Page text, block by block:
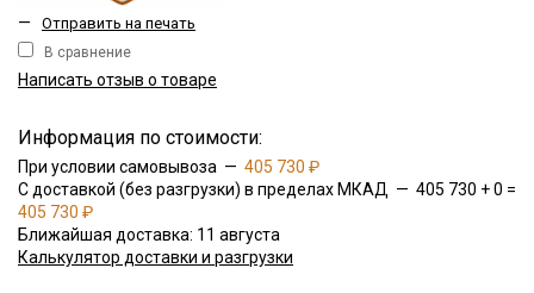
— Отправить на печать
В сравнение
Написать отзыв о товаре
Информация по стоимости:
При условии самовывоза — 405 730 ₽
С доставкой (без разгрузки) в пределах МКАД — 405 730 + 0 =
405 730 ₽
Ближайшая доставка: 11 августа
Калькулятор доставки и разгрузки